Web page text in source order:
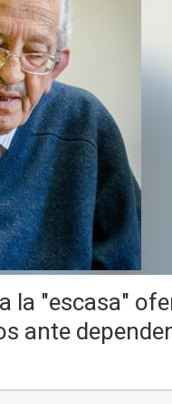
la "escasa"
ante